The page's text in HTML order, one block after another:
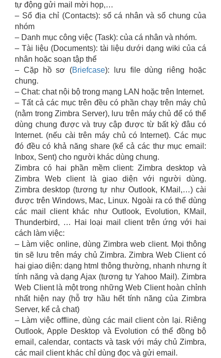
tự động gửi mail mời họp,…
– Sổ địa chỉ (Contacts): sổ cá nhân và sổ chung của
nhóm
– Danh mục công việc (Task): của cá nhân và nhóm.
– Tài liệu (Documents): tài liệu dưới dạng wiki của cá
nhân hoặc soạn tập thể
– Cặp hồ sơ (Briefcase): lưu file dùng riêng hoặc
chung.
– Chat: chat nội bộ trong mạng LAN hoặc trên Internet.
– Tất cả các mục trên đều có phần chạy trên máy chủ
(nằm trong Zimbra Server), lưu trên máy chủ để có thể
dùng chung được và truy cập được từ bất kỳ đâu có
Internet. (nếu cài trên máy chủ có Internet). Các mục
đó đều có khả năng share (kể cả các thư mục email:
Inbox, Sent) cho người khác dùng chung.
Zimbra có hai phần mềm client: Zimbra desktop và
Zimbra Web client là giao diện với người dùng.
Zimbra desktop (tương tự như Outlook, KMail,…) cài
được trên Windows, Mac, Linux. Ngoài ra có thể dùng
các mail client khác như Outlook, Evolution, KMail,
Thunderbird, … Hai loại mail client trên ứng với hai
cách làm việc:
– Làm việc online, dùng Zimbra web client. Mọi thông
tin sẽ lưu trên máy chủ Zimbra. Zimbra Web Client có
hai giao diện: dạng html thông thường, nhanh nhưng ít
tính năng và dạng Ajax (tương tự Yahoo Mail). Zimbra
Web Client là một trong những Web Client hoàn chỉnh
nhất hiện nay (hỗ trợ hầu hết tính năng của Zimbra
Server, kể cả chat)
– Làm việc offline, dùng các mail client còn lại. Riêng
Outlook, Apple Desktop và Evolution có thể đồng bộ
email, calendar, contacts và task với máy chủ Zimbra,
các mail client khác chỉ dùng đọc và gửi email.